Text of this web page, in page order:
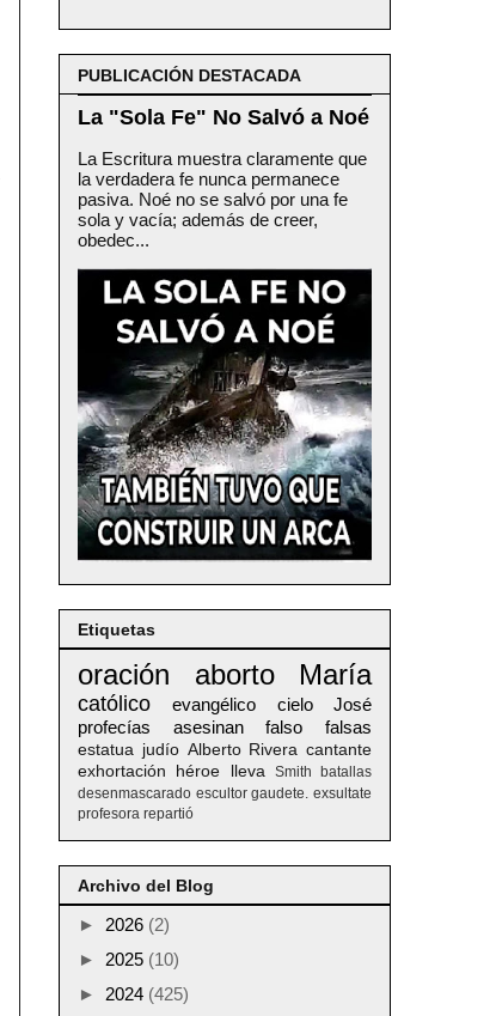
PUBLICACIÓN DESTACADA
La "Sola Fe" No Salvó a Noé
La Escritura muestra claramente que
la verdadera fe nunca permanece
pasiva. Noé no se salvó por una fe
sola y vacía; además de creer,
obedec...
Etiquetas
oración aborto María
católico evangélico cielo
José
profecías
asesinan falso falsas
estatua judío Alberto Rivera cantante
exhortación
héroe lleva Smith
batallas
desenmascarado escultor gaudete. exsultate
profesora repartió
Archivo del Blog
► 2026 (2)
► 2025 (10)
► 2024 (425)